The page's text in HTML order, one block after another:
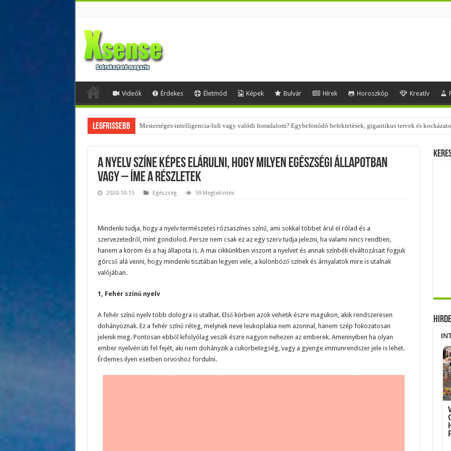
Videók Érdekes Életmód Képek Bulvár Hírek Horoszkóp Kreatív
Legfrissebb Az övtáskák továbbra is trendik – nézd meg, milyen stílusokhoz illenek!
A nyelv színe képes elárulni, hogy milyen egészségi állapotban
vagy – Íme a részletek
2020-10-15 Egészség 59 Megtekintés
Mindenki tudja, hogy a nyelv természetes rózsaszínes színű, ami sokkal többet árul el rólad és a
szervezetedről, mint gondolod. Persze nem csak ez az egy szerv tudja jelezni, ha valami nincs rendben,
hanem a köröm és a haj állapota is. A mai cikkünkben viszont a nyelvet és annak színbéli elváltozásait fogjuk
górcső alá venni, hogy mindenki tisztában legyen vele, a különböző színek és árnyalatok mire is utalnak
valójában.
1, Fehér színű nyelv
A fehér színű nyelv több dologra is utalhat. Első körben azok vehetik észre magukon, akik rendszeresen
dohányoznak. Ez a fehér színű réteg, melynek neve leukoplakia nem azonnal, hanem szép fokozatosan
jelenik meg. Pontosan ebből kifolyólag veszik észre nagyon nehezen az emberek. Amennyiben ha olyan
ember nyelvén üti fel fejét, aki nem dohányzik a cukorbetegség, vagy a gyenge immunrendszer jele is lehet.
Érdemes ilyen esetben orvoshoz fordulni.